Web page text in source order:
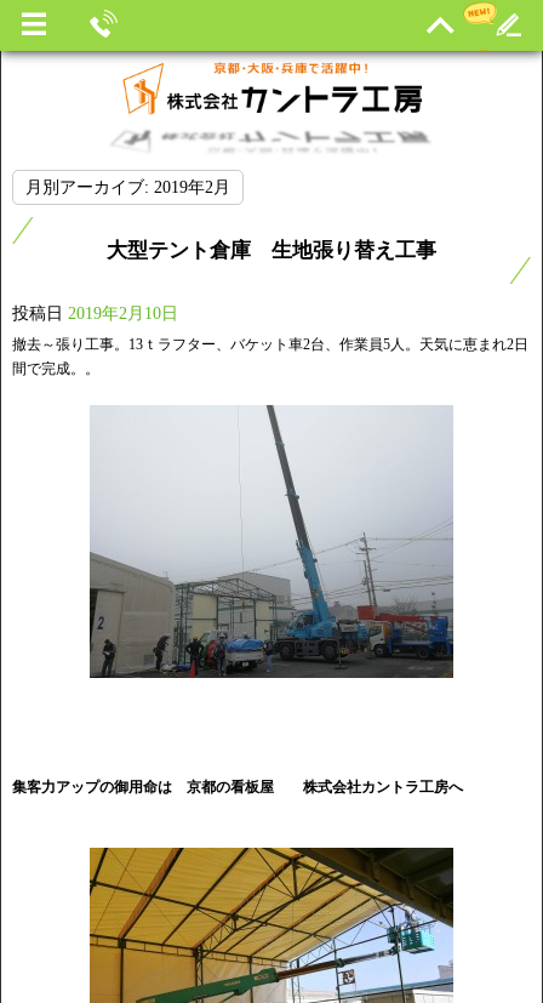
月別アーカイブ: 2019年2月
大型テント倉庫 生地張り替え工事
投稿日 2019年2月10日
撤去～張り工事。13ｔラフター、バケット車2台、作業員5人。天気に恵まれ2日
間で完成。。
集客力アップの御用命は 京都の看板屋 株式会社カントラ工房へ